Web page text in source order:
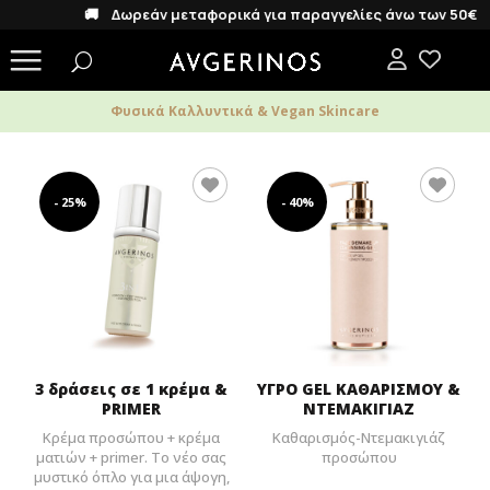
🚚 Δωρεάν μεταφορικά για παραγγελίες άνω των 50€
Φυσικά Καλλυντικά & Vegan Skincare
- 25%
3 δράσεις σε 1 κρέμα &
PRIMER
Κρέμα προσώπου + κρέμα
ματιών + primer. Tο νέο σας
μυστικό όπλο για μια άψογη,
- 40%
ΥΓΡΟ GEL ΚΑΘΑΡΙΣΜΟΥ &
ΝΤΕΜΑΚΙΓΙΑΖ
Καθαρισμός-Ντεμακιγιάζ
προσώπου